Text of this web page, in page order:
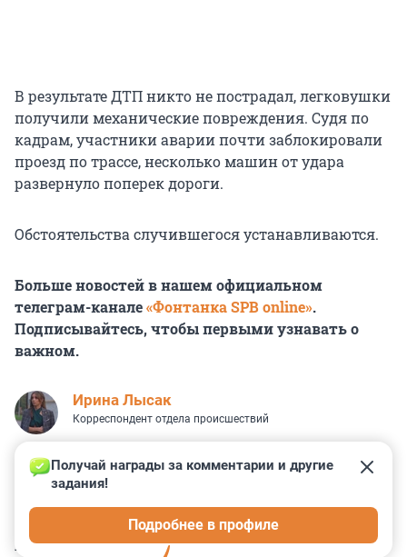
В результате ДТП никто не пострадал, легковушки
получили механические повреждения. Судя по
кадрам, участники аварии почти заблокировали
проезд по трассе, несколько машин от удара
развернуло поперек дороги.
Обстоятельства случившегося устанавливаются.
Больше новостей в нашем официальном
телеграм-канале«Фонтанка SPB online».
Подписывайтесь, чтобы первыми узнавать о
важном.
Ирина Лысак
Корреспондент отдела происшествий
КОММЕНТАРИИ 4
Получай награды за комментарии и другие
задания!
Подробнее в профиле